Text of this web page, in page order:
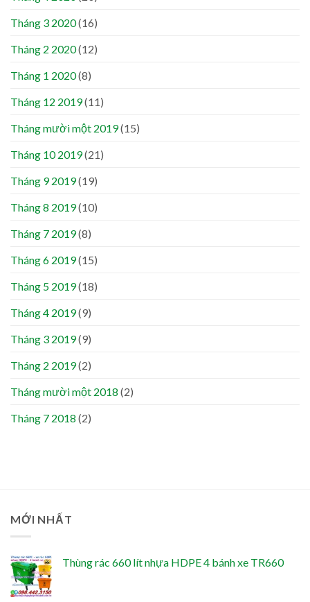
Tháng 3 2020(16)
Tháng 2 2020(12)
Tháng 1 2020(8)
Tháng 12 2019(11)
Tháng mười một 2019(15)
Tháng 10 2019(21)
Tháng 9 2019(19)
Tháng 8 2019(10)
Tháng 7 2019(8)
Tháng 6 2019(15)
Tháng 5 2019(18)
Tháng 4 2019(9)
Tháng 3 2019(9)
Tháng 2 2019(2)
Tháng mười một 2018 (2)
Tháng 7 2018 (2)
MỚI NHẤT
Thùng rác 660 lít nhựa HDPE 4 bánh xe TR660